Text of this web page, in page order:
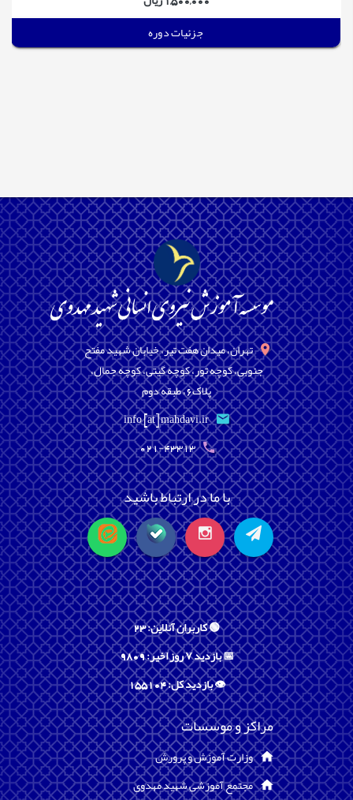
تهران، میدان هفت تیر، خیابان شهید مفتح
جنوبی، کوچه تور، کوچه گیتی، کوچه جمال،
پلاک6، طبقه دوم
info [at] mahdavi.ir
021-43313
با ما در ارتباط باشید
🟢 کاربران آنلاین: 23
📅 بازدید ۷ روز اخیر: 9809
👁️ بازدید کل: 155104
مراکز و موسسات
وزارت آموزش و پرورش
مجتمع آموزشی شهید مهدوی